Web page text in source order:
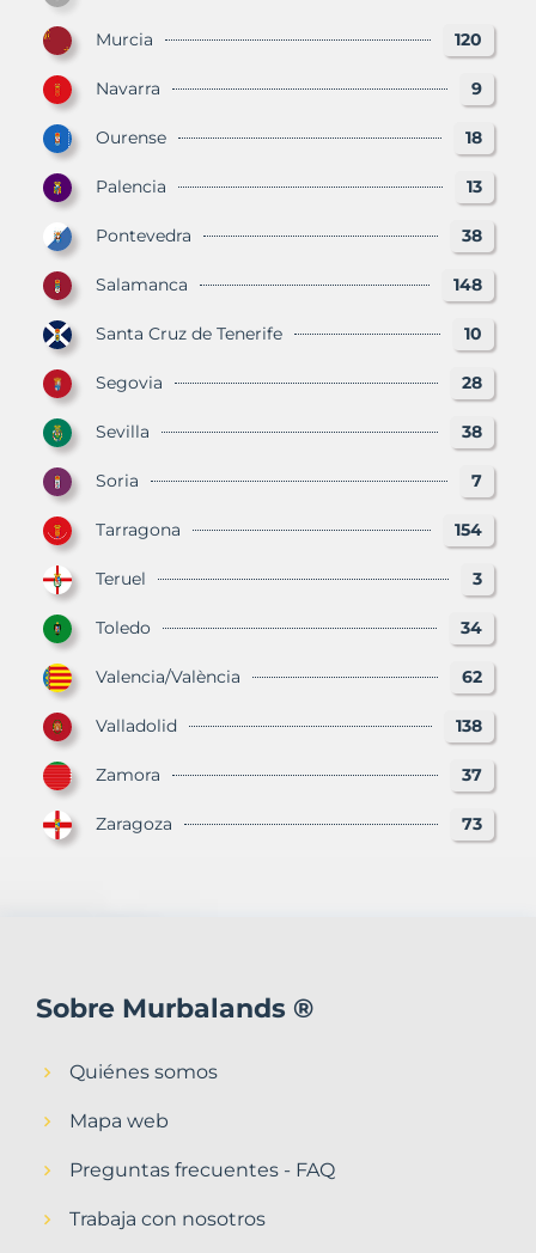
Murcia 120
Navarra 9
Ourense 18
Palencia 13
Pontevedra 38
Salamanca 148
Santa Cruz de Tenerife 10
Segovia 28
Sevilla 38
Soria 7
Tarragona 154
Teruel 3
Toledo 34
Valencia/València 62
Valladolid 138
Zamora 37
Zaragoza 73
Sobre Murbalands ®
Quiénes somos
Mapa web
Preguntas frecuentes - FAQ
Trabaja con nosotros